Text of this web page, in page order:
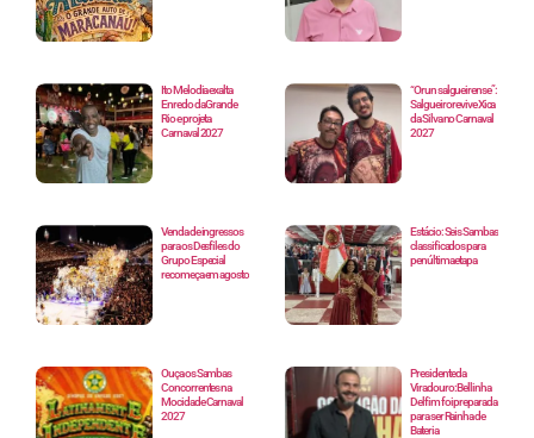
Ito Melodia exalta
Enredo da Grande
Rio e projeta
Carnaval 2027
“Orun salgueirense”:
Salgueiro revive Xica
da Silva no Carnaval
2027
Venda de ingressos
para os Desfiles do
Grupo Especial
recomeça em agosto
Estácio: Seis Sambas
classificados para
penúltima etapa
Ouça os Sambas
Concorrentes na
Mocidade Carnaval
2027
Presidente da
Viradouro: Bellinha
Delfim foi preparada
para ser Rainha de
Bateria